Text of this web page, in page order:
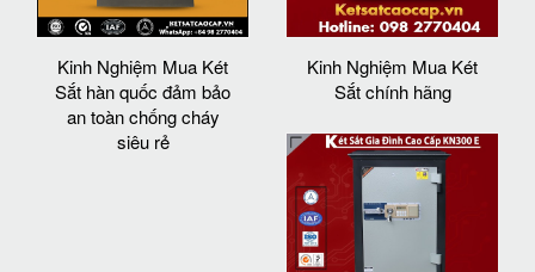
Kinh Nghiệm Mua Két
Sắt hàn quốc đảm bảo
an toàn chống cháy
siêu rẻ
Kinh Nghiệm Mua Két
Sắt chính hãng